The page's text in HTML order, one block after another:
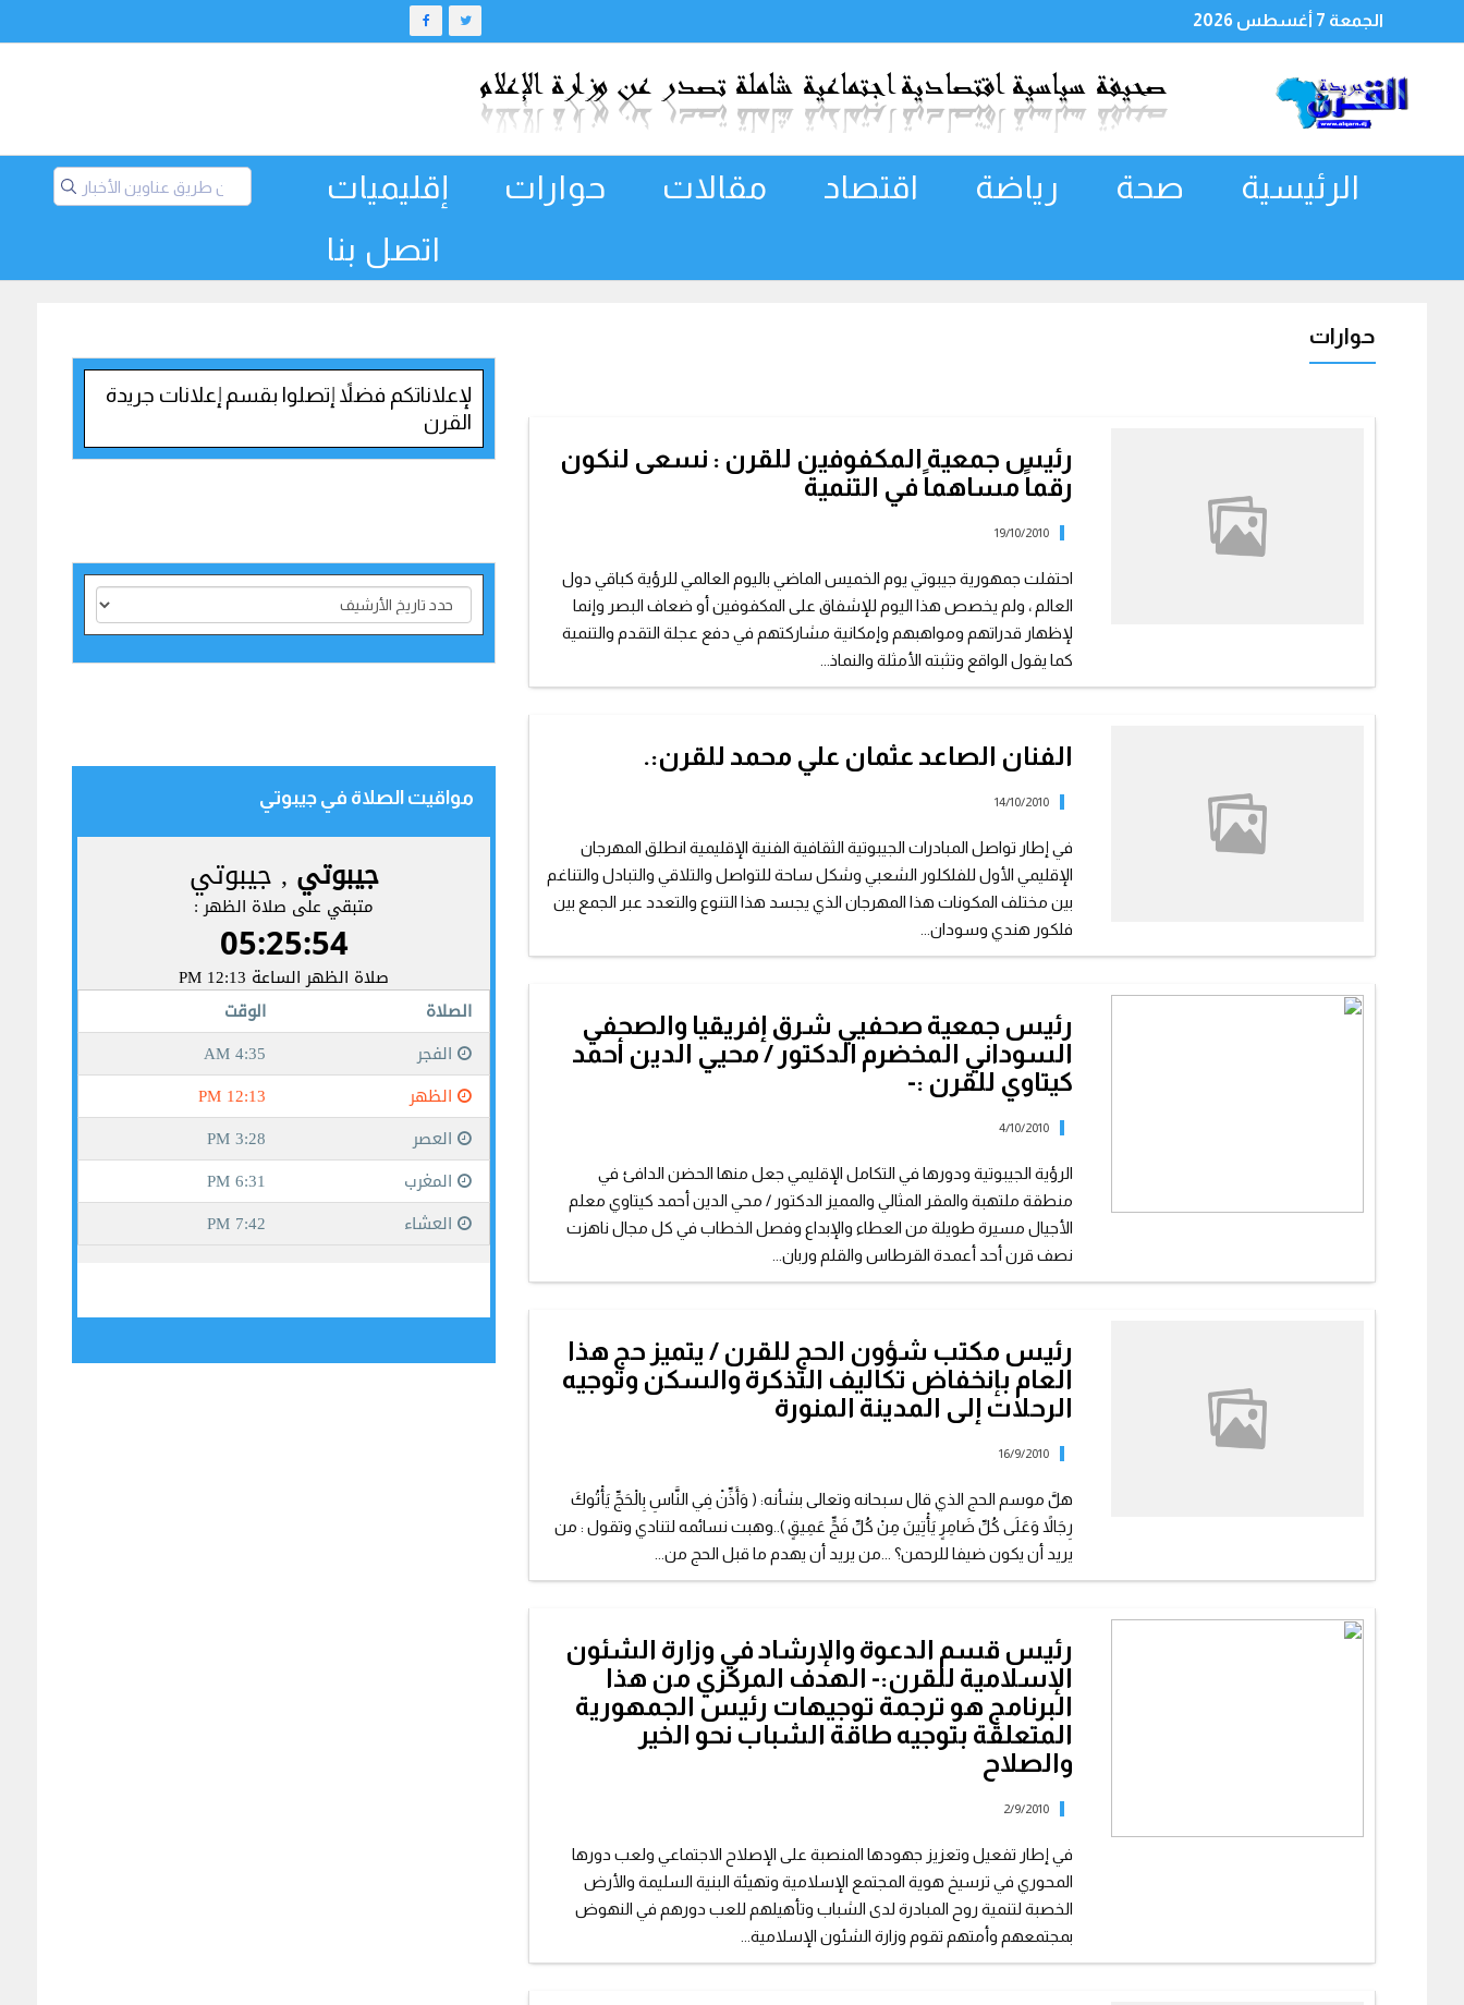
الجمعة 7 أغسطس 2026
الرئيسية صحة رياضة اقتصاد مقالات حوارات
إقليميات
اتصل بنا
حوارات
رئيس جمعية المكفوفين للقرن : نسعى لنكون
رقماً مساهماً في التنمية
19/10/2010
احتفلت جمهورية جيبوتي يوم الخميس الماضي باليوم العالمي للرؤية كباقي دول
العالم ، ولم يخصص هذا اليوم للإشفاق على المكفوفين أو ضعاف البصر وإنما
لإظهار قدراتهم ومواهبهم وإمكانية مشاركتهم في دفع عجلة التقدم والتنمية
كما يقول الواقع وتثبته الأمثلة والنماذ...
الفنان الصاعد عثمان علي محمد للقرن:.
14/10/2010
في إطار تواصل المبادرات الجيبوتية الثقافية الفنية الإقليمية انطلق المهرجان
الإقليمي الأول للفلكلور الشعبي وشكل ساحة للتواصل والتلاقي والتبادل والتناغم
بين مختلف المكونات هذا المهرجان الذي يجسد هذا التنوع والتعدد عبر الجمع بين
فلكور هندي وسودان...
رئيس جمعية صحفيي شرق إفريقيا والصحفي
السوداني المخضرم الدكتور / محيي الدين أحمد
كيتاوي للقرن :-
4/10/2010
الرؤية الجيبوتية ودورها في التكامل الإقليمي جعل منها الحضن الدافئ في
منطقة ملتهبة والمقر المثالي والمميز الدكتور / محي الدين أحمد كيتاوي معلم
الأجيال مسيرة طويلة من العطاء والإبداع وفصل الخطاب في كل مجال ناهزت
نصف قرن أحد أعمدة القرطاس والقلم وربان...
رئيس مكتب شؤون الحج للقرن / يتميز حج هذا
العام بإنخفاض تكاليف التذكرة والسكن وتوجيه
الرحلات إلى المدينة المنورة
16/9/2010
هلَّ موسم الحج الذي قال سبحانه وتعالى بشأنه: ( وَأَذِّنْ فِي النَّاسِ بِالْحَجِّ يَأْتُوكَ
رِجَالاً وَعَلَى كُلِّ ضَامِرٍ يَأْتِينَ مِنْ كُلِّ فَجٍّ عَمِيقٍ )..وهبت نسائمه لتنادي وتقول : من
يريد أن يكون ضيفا للرحمن؟ ...من يريد أن يهدم ما قبل الحج من...
رئيس قسم الدعوة والإرشاد في وزارة الشئون
الإسلامية للقرن:- الهدف المركزي من هذا
البرنامج هو ترجمة توجيهات رئيس الجمهورية
المتعلقة بتوجيه طاقة الشباب نحو الخير
والصلاح
2/9/2010
في إطار تفعيل وتعزيز جهودها المنصبة على الإصلاح الاجتماعي ولعب دورها
المحوري في ترسيخ هوية المجتمع الإسلامية وتهيئة البنية السليمة والأرض
الخصبة لتنمية روح المبادرة لدى الشباب وتأهيلهم للعب دورهم في النهوض
بمجتمعهم وأمتهم تقوم وزارة الشئون الإسلامية...
لإعلاناتكم فضلاً إتصلوا بقسم إعلانات جريدة
القرن
مواقيت الصلاة في جيبوتي‎